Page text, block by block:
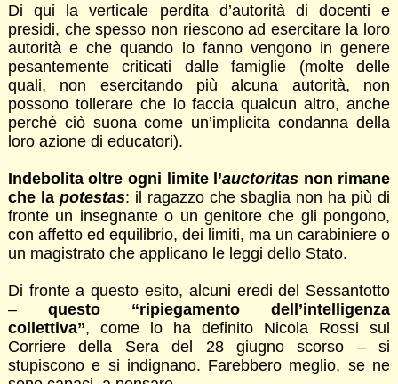
Di qui la verticale perdita d’autorità di docenti e
presidi, che spesso non riescono ad esercitare la loro
autorità e che quando lo fanno vengono in genere
pesantemente criticati dalle famiglie (molte delle
quali, non esercitando più alcuna autorità, non
possono tollerare che lo faccia qualcun altro, anche
perché ciò suona come un’implicita condanna della
loro azione di educatori).
Indebolita oltre ogni limite l’auctoritas non rimane
che la potestas: il ragazzo che sbaglia non ha più di
fronte un insegnante o un genitore che gli pongono,
con affetto ed equilibrio, dei limiti, ma un carabiniere o
un magistrato che applicano le leggi dello Stato.
Di fronte a questo esito, alcuni eredi del Sessantotto
– questo “ripiegamento dell’intelligenza
collettiva”, come lo ha definito Nicola Rossi sul
Corriere della Sera del 28 giugno scorso – si
stupiscono e si indignano. Farebbero meglio, se ne